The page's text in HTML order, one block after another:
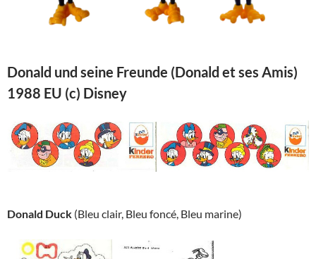
Donald und seine Freunde (Donald et ses Amis)
1988 EU (c) Disney
Donald Duck (Bleu clair, Bleu foncé, Bleu marine)